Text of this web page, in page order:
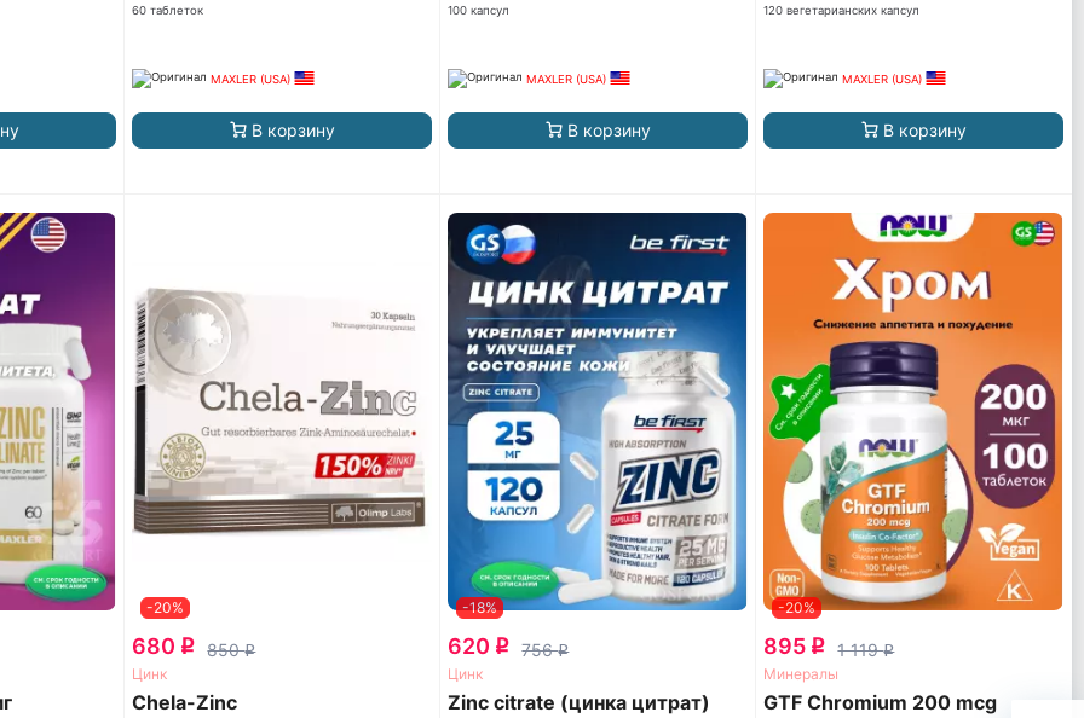
60 таблеток
MAXLER (USA)
В корзину
100 капсул
MAXLER (USA)
В корзину
120 вегетарианских капсул
MAXLER (USA)
В корзину
-20%
680 q 850q
Цинк
Chela-Zinc
-18%
620 q 756q
Цинк
Zinc citrate (цинка цитрат)
-20%
895 q 1 119q
Минералы
GTF Chromium 200 mcg